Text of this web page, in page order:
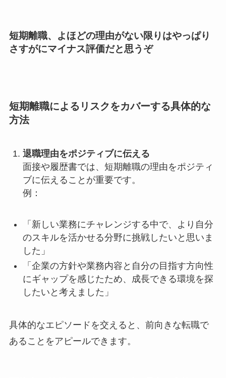
短期離職、よほどの理由がない限りはやっぱり
さすがにマイナス評価だと思うぞ
短期離職によるリスクをカバーする具体的な
方法
退職理由をポジティブに伝える
面接や履歴書では、短期離職の理由をポジティ
ブに伝えることが重要です。
例：
「新しい業務にチャレンジする中で、より自分
のスキルを活かせる分野に挑戦したいと思いま
した」
「企業の方針や業務内容と自分の目指す方向性
にギャップを感じたため、成長できる環境を探
したいと考えました」
具体的なエピソードを交えると、前向きな転職で
あることをアピールできます。